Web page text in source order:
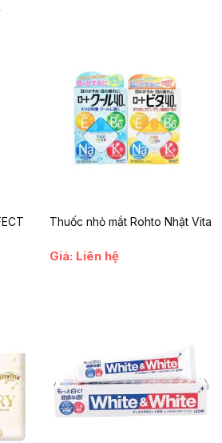
cần súc miệng lại sau khi dùng.
hằng ngày cho bé từ 1 tháng tuổi
cơ sâu răng sữa
lưỡi, nướu, vòm miệng
miệng và tình trạng hôi miệng ở trẻ
răng miệng từ nhỏ cho bé
gạc ra và đeo vào ngón tay
lợi, nướu, bên trong má và vòm
ngày, đặc biệt sau khi bú sữa hoặc
, bao gồm:
thường xuyên
miệng có mùi, nướu dễ viêm
Thuốc nhỏ mắt Rohto Nhật Vita
Giá: Liên hệ